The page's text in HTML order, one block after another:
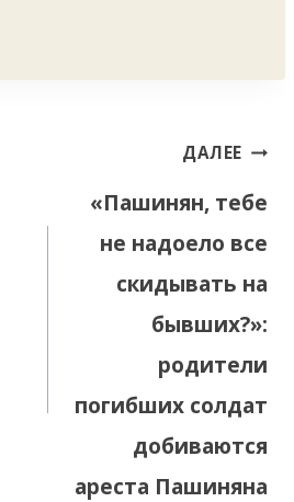
ДАЛЕЕ
«Пашинян, тебе
не надоело все
скидывать на
бывших?»:
родители
погибших солдат
добиваются
ареста Пашиняна